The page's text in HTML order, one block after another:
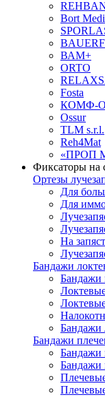
Bort
ВАМ+
ORTO
Fosta
КОМФ-
Ossur
TLM s.r.l.
Reh4Mat
«ПРОП
Фиксаторы на
Ортезы
Для
Для
На
Бандажи
Бандажи
Бандажи
Бандажи
Бандажи
Бандажи